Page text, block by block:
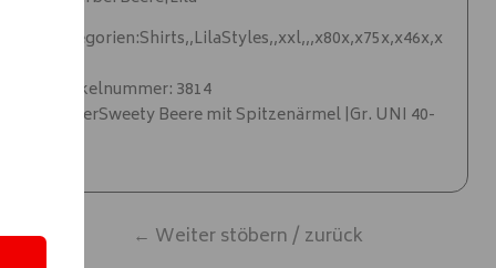
Kategorien:Shirts,,LilaStyles,,xxl,,,x80x,x75x,x46x,x
Artikelnummer: 3814
UnderSweety Beere mit Spitzenärmel |Gr. UNI 40-
← Weiter stöbern / zurück